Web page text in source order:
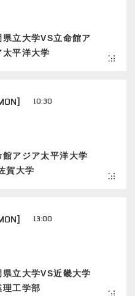
県立大学VS立命館ア
太平洋大学
10:30
館アジア太平洋大学
賀大学
13:00
県立大学VS近畿大学
理工学部